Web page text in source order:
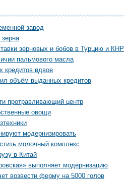
завод
зерновых и бобов в Турцию и КНР
пальмового масла
кредитов вдвое
объём выданных кредитов
протравливающий центр
овощи
модернизировать
молочный комплекс
в Китай
выполняет модернизацию
возвести ферму на 5000 голов